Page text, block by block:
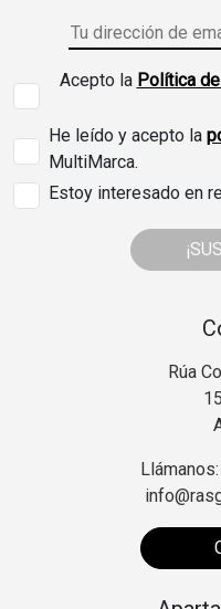
Acepto la Política
He leído y acepto la
MultiMarca.
Estoy interesado en
Rúa